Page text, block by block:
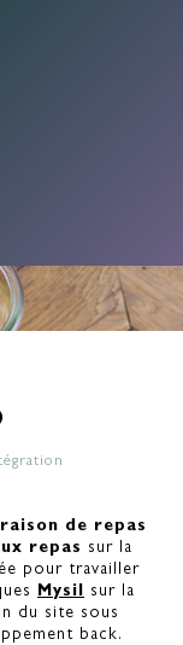
de repas
repas sur la
pour travailler
Mysil sur la
du site sous
back.